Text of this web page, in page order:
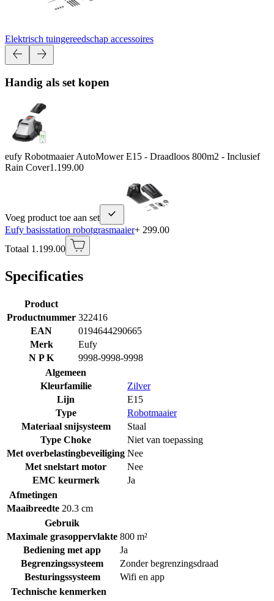
Elektrisch tuingereedschap accessoires
Handig als set kopen
eufy Robotmaaier AutoMower E15 - Draadloos 800m2 - Inclusief
Rain Cover1.199.00
Voeg product toe aan set
Eufy basisstation robotgrasmaaier+ 299.00
Totaal 1.199.00
Specificaties
Product
Productnummer 322416
EAN
0194644290665
Merk
Eufy
N P K
9998-9998-9998
Algemeen
Kleurfamilie
Zilver
Lijn
E15
Type
Robotmaaier
Materiaal snijsysteem
Staal
Type Choke
Niet van toepassing
Met overbelastingbeveiliging Nee
Met snelstart motor
Nee
EMC keurmerk
Ja
Afmetingen
Maaibreedte 20.3 cm
Gebruik
Maximale grasoppervlakte 800 m²
Bediening met app
Ja
Begrenzingssysteem
Zonder begrenzingsdraad
Besturingssysteem
Wifi en app
Technische kenmerken